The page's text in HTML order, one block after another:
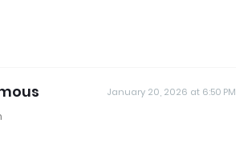
January 20, 2026 at 6:50 PM